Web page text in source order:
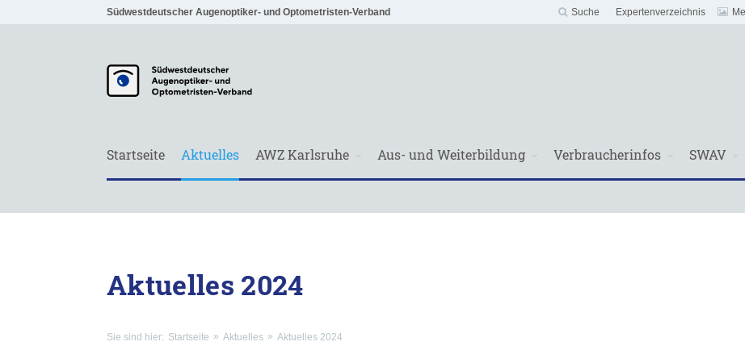
Südwestdeutscher Augenoptiker- und Optometristen-Verband Expertenverzeichnis
Suche
Startseite Aktuelles AWZ Karlsruhe Aus- und Weiterbildung Verbraucherinfos SWAV
Aktuelles 2024
Sie sind hier: Startseite Aktuelles Aktuelles 2024